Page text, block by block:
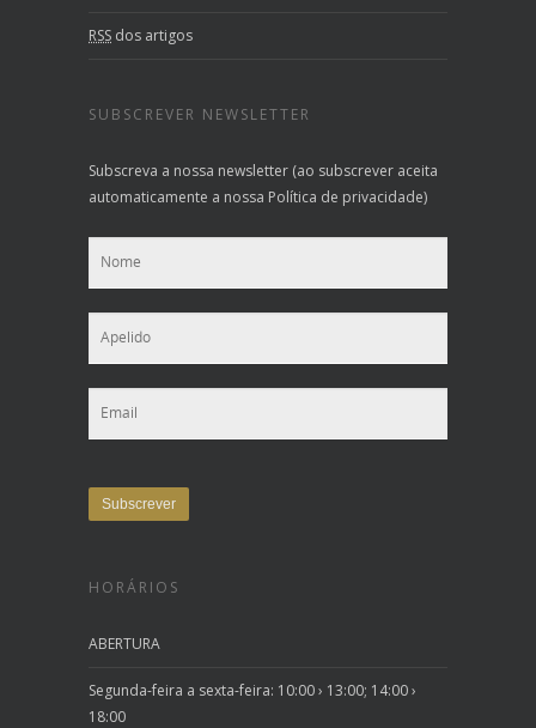
RSS dos artigos
SUBSCREVER NEWSLETTER
Subscreva a nossa newsletter (ao subscrever aceita
automaticamente a nossa Política de privacidade)
HORÁRIOS
ABERTURA
Segunda-feira a sexta-feira: 10:00 › 13:00; 14:00 ›
18:00